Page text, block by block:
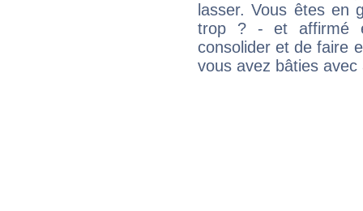
lasser. Vous êtes en
trop ? - et affirmé
consolider et de faire
vous avez bâties avec